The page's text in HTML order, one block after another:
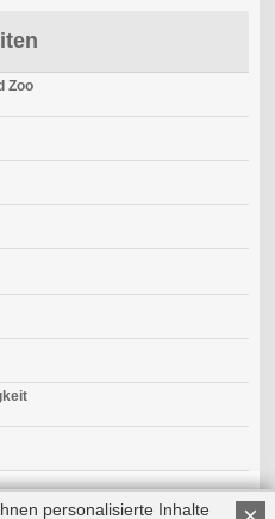
Zoo
personalisierte Inhalte